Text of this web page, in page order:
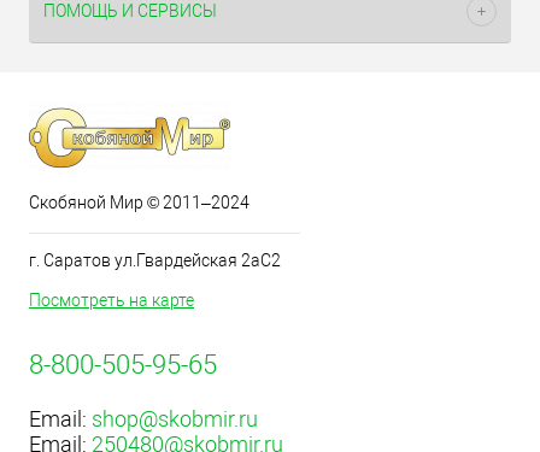
ПОМОЩЬ И СЕРВИСЫ
Скобяной Мир © 2011–2024
г. Саратов ул.Гвардейская 2аС2
Посмотреть на карте
8-800-505-95-65
Email: shop@skobmir.ru
Email: 250480@skobmir.ru